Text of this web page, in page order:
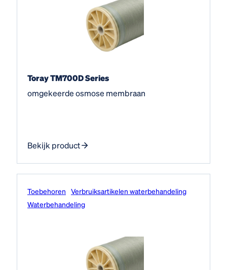
Toray TM700D Series
omgekeerde osmose membraan
Bekijk product
Toebehoren
Verbruiksartikelen waterbehandeling
Water­behandeling